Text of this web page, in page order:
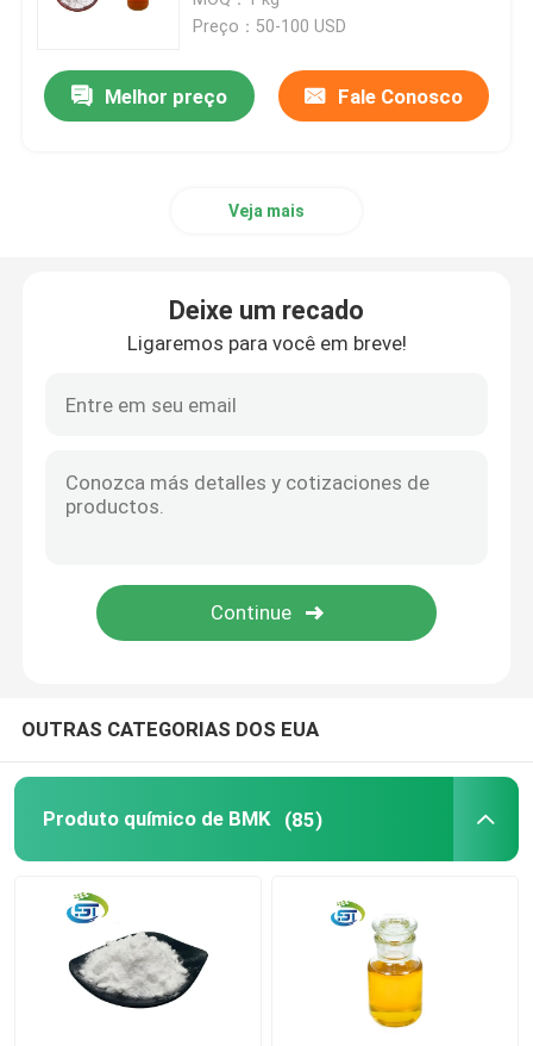
Preço：50-100 USD
Melhor preço Fale Conosco
Veja mais
Deixe um recado
Ligaremos para você em breve!
OUTRAS CATEGORIAS DOS EUA
Produto químico de BMK (85)